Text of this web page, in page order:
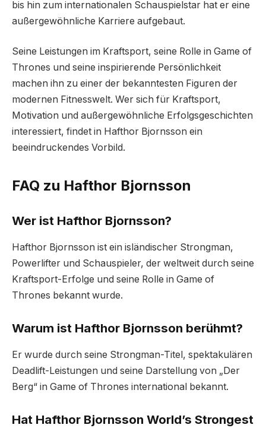
bis hin zum internationalen Schauspielstar hat er eine
außergewöhnliche Karriere aufgebaut.
Seine Leistungen im Kraftsport, seine Rolle in Game of
Thrones und seine inspirierende Persönlichkeit
machen ihn zu einer der bekanntesten Figuren der
modernen Fitnesswelt. Wer sich für Kraftsport,
Motivation und außergewöhnliche Erfolgsgeschichten
interessiert, findet in Hafthor Bjornsson ein
beeindruckendes Vorbild.
FAQ zu Hafthor Bjornsson
Wer ist Hafthor Bjornsson?
Hafthor Bjornsson ist ein isländischer Strongman,
Powerlifter und Schauspieler, der weltweit durch seine
Kraftsport-Erfolge und seine Rolle in Game of
Thrones bekannt wurde.
Warum ist Hafthor Bjornsson berühmt?
Er wurde durch seine Strongman-Titel, spektakulären
Deadlift-Leistungen und seine Darstellung von „Der
Berg“ in Game of Thrones international bekannt.
Hat Hafthor Bjornsson World’s Strongest